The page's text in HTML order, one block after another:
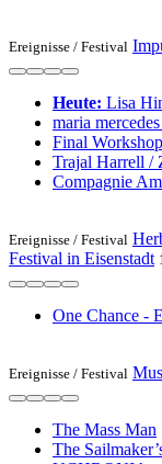
Ereignisse / Festival
Heute: Lisa
maria
Final
Trajal Harrell /
Compagnie
Ereignisse / Festival
Festival in Eisenstadt
One Chance -
Ereignisse / Festival
The Mass Man
The